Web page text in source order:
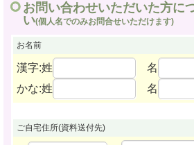
お問い合わせいただいた方に
い(個人名でのみお問合せいただけます)
お名前
漢字:姓
名
かな:姓
名
ご自宅住所(資料送付先)